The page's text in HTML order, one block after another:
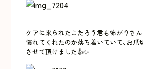
ケアに来られたこたろう君も怖がりさん
慣れてくれたのか落ち着いていて、お爪
させて頂けました👍✨